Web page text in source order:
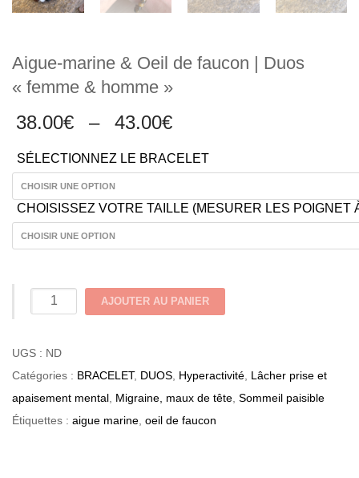
Aigue-marine & Oeil de faucon | Duos
« femme & homme »
38.00€ – 43.00€
prix :
à
SÉLECTIONNEZ LE BRACELET
CHOISISSEZ VOTRE TAILLE (MESURER LES POIGNET
quantité
AJOUTER AU PANIER
UGS : ND
Catégories : BRACELET, DUOS Hyperactivité Lâcher prise et
apaisement mental Migraine, maux de tête Sommeil paisible
Étiquettes : aigue marine oeil de faucon